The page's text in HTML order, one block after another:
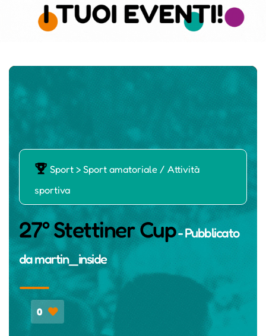
Ň Sport > Sport amatoriale / Attività
sportiva
27° Stettiner Cup- Pubblicato
damartin_inside
0